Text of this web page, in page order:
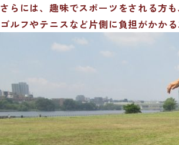
さらには、趣味でスポーツをされる方
ゴルフやテニスなど片側に負担がかか